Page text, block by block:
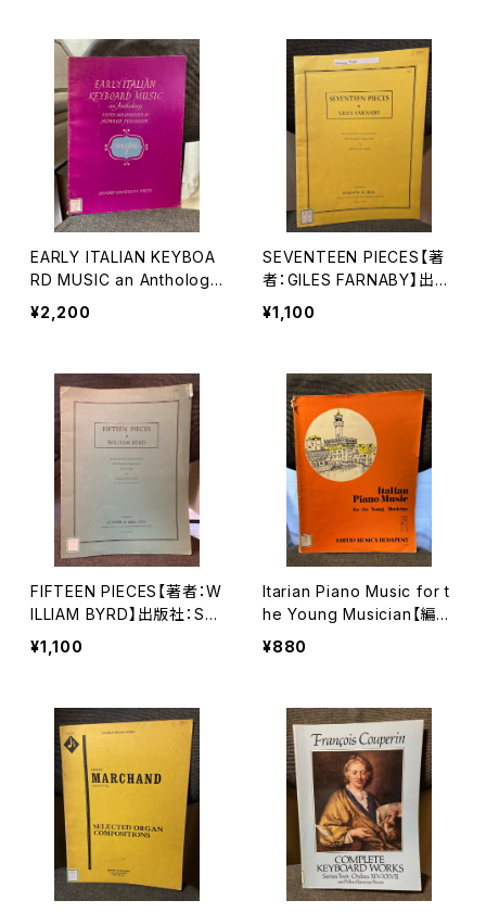
TY PRESS 1971年
ESS 1966年
EARLY ITALIAN KEYBOA
RD MUSIC an Anthology
VOLUME 2【編著：HOWAR
D FERGUSON】出版社：O
ESS 1968年
¥2,200
SEVENTEEN PIECES【著
者：GILES FARNABY】出版
社：STAINER & BELL 19
68年
¥1,100
FIFTEEN PIECES【著者：W
ILLIAM BYRD】出版社：ST
AINER&BELL,LTD, 1956
¥1,100
Itarian Piano Music for t
he Young Musician【編
著：ISTVÁN MÁRIÁSSY】
¥880